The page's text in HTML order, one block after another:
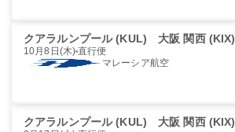
クアラルンプール (KUL) 大阪 関西 (KIX)
10月8日(木) 直行便
マレーシア航空
クアラルンプール (KUL) 大阪 関西 (KIX)